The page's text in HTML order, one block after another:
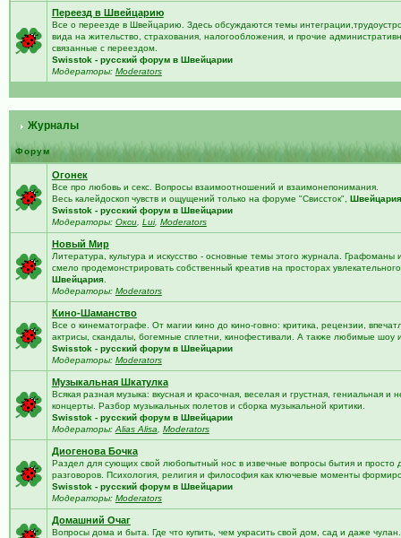
Переезд в Швейцарию
Все о переезде в Швейцарию. Здесь обсуждаются темы
вида на жительство, страхования, налогообложения, и прочие
связанные с переездом.
Swisstok - русский форум в Швейцарии
Модераторы: Moderators
Журналы
Форум
Огонек
Все про любовь и секс. Вопросы взаимоотношений и взаимонепонимания.
Весь калейдоскоп чувств и ощущений только на форуме "Свиссток", Швейцария
Swisstok - русский форум в Швейцарии
Модераторы: Окси, Lui, Moderators
Новый Мир
Литература, культура и искусство - основные темы этого журнала. Графоманы
смело продемонстрировать собственный креатив на просторах
Швейцария.
Модераторы: Moderators
Кино-Шаманство
Все о кинематографе. От магии кино до кино-говно: критика, рецензии,
актрисы, скандалы, богемные сплетни, кинофестивали. А также любимые шоу
Swisstok - русский форум в Швейцарии
Модераторы: Moderators
Музыкальная Шкатулка
Всякая разная музыка: вкусная и красочная, веселая и грустная, гениальная и
концерты. Разбор музыкальных полетов и сборка музыкальной критики.
Swisstok - русский форум в Швейцарии
Модераторы: Alias Alisa Moderators
Диогенова Бочка
Раздел для сующих свой любопытный нос в извечные вопросы бытия и просто
разговоров. Психология, религия и философия как ключевые моменты
Swisstok - русский форум в Швейцарии
Модераторы: Moderators
Домашний Очаг
Вопросы дома и быта. Где что купить, чем украсить свой дом, сад и даже